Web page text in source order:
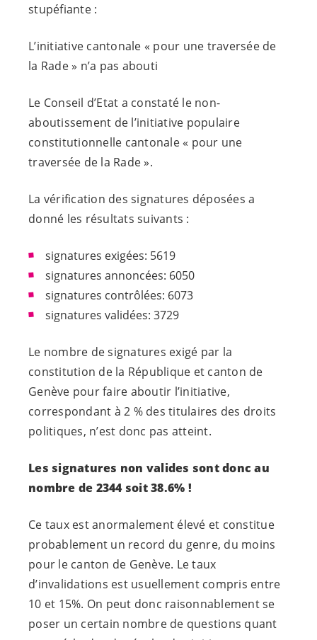
stupéfiante :
L’initiative cantonale « pour une traversée de
la Rade » n’a pas abouti
Le Conseil d’Etat a constaté le non-
aboutissement de l’initiative populaire
constitutionnelle cantonale « pour une
traversée de la Rade ».
La vérification des signatures déposées a
donné les résultats suivants :
signatures exigées: 5619
signatures annoncées: 6050
signatures contrôlées: 6073
signatures validées: 3729
Le nombre de signatures exigé par la
constitution de la République et canton de
Genève pour faire aboutir l’initiative,
correspondant à 2 % des titulaires des droits
politiques, n’est donc pas atteint.
Les signatures non valides sont donc au
nombre de 2344 soit 38.6% !
Ce taux est anormalement élevé et constitue
probablement un record du genre, du moins
pour le canton de Genève. Le taux
d’invalidations est usuellement compris entre
10 et 15%. On peut donc raisonnablement se
poser un certain nombre de questions quant